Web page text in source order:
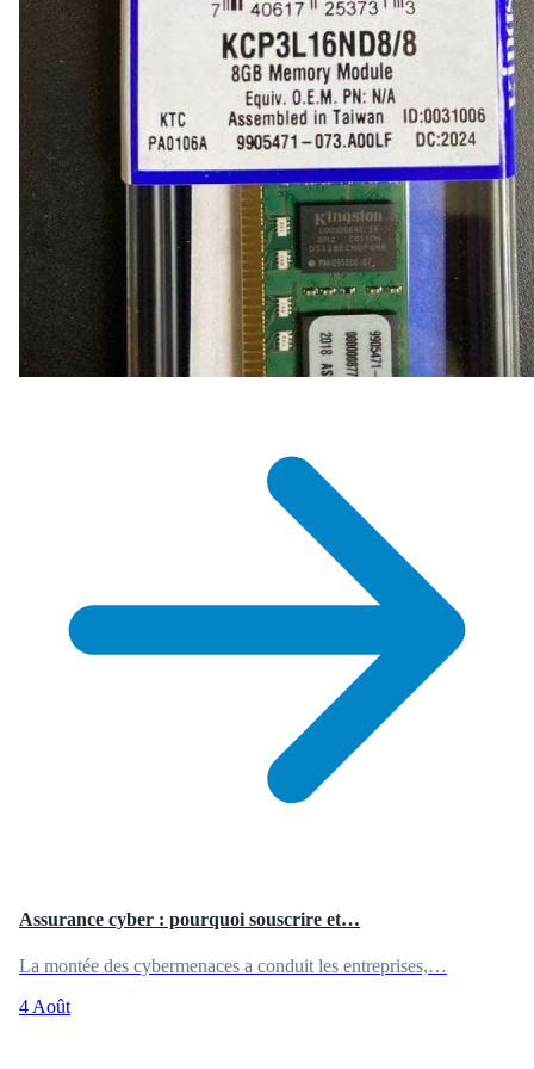
Assurance cyber : pourquoi souscrire et…
La montée des cybermenaces a conduit les entreprises,…
4 Août